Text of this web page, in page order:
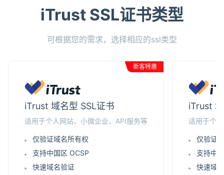
iTrust SSL证书类型
可根据您的需求，选择相应的ssl类型
新客特惠
iTrust 域名型 SSL证书
适用于个人网站、小微企业、API服务等
仅验证域名所有权
支持中国区 OCSP
快速域名验证
iTrust
适用于个
仅验证
支持中
快速域